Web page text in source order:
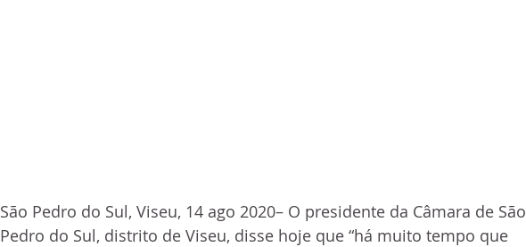
São Pedro do Sul, Viseu, 14 ago 2020– O presidente da Câmara de São
Pedro do Sul, distrito de Viseu, disse hoje que “há muito tempo que